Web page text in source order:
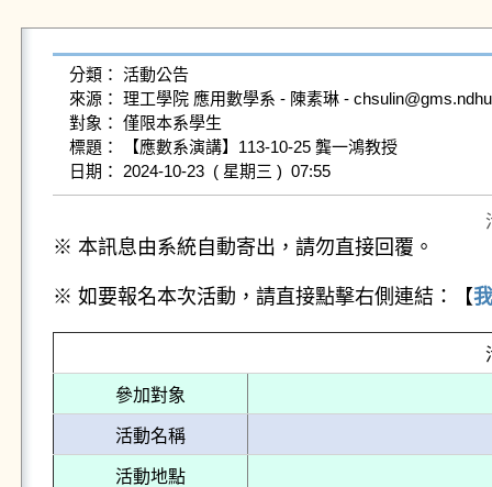
分類： 活動公告
來源： 理工學院 應用數學系 - 陳素琳 -
對象： 僅限本系學生
標題： 【應數系演講】113-10-25 龔一鴻教授
日期： 2024-10-23  ( 星期三 )  07:55
※ 本訊息由系統自動寄出，請勿直接回覆。
※ 如要報名本次活動，請直接點擊右側連結：【
參加對象
活動名稱
活動地點